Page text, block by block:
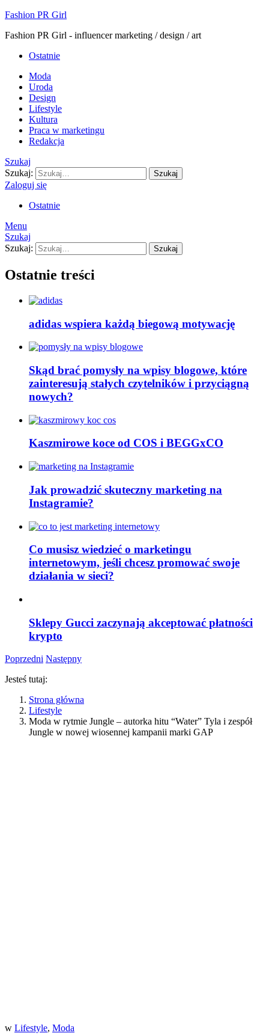
Fashion PR Girl
Fashion PR Girl - influencer marketing / design / art
Ostatnie
Moda
Uroda
Design
Lifestyle
Kultura
Praca w marketingu
Redakcja
Szukaj
Szukaj:
Szukaj
Zaloguj się
Ostatnie
Menu
Szukaj
Szukaj:
Szukaj
Ostatnie treści
adidas wspiera każdą biegową motywację
Skąd brać pomysły na wpisy blogowe, które
zainteresują stałych czytelników i przyciągną
nowych?
Kaszmirowe koce od COS i BEGGxCO
Jak prowadzić skuteczny marketing na
Instagramie?
Co musisz wiedzieć o marketingu
internetowym, jeśli chcesz promować swoje
działania w sieci?
Sklepy Gucci zaczynają akceptować płatności
krypto
Poprzedni Następny
Jesteś tutaj:
Strona główna
Lifestyle
Moda w rytmie Jungle – autorka hitu “Water” Tyla i zespół
Jungle w nowej wiosennej kampanii marki GAP
w Lifestyle, Moda